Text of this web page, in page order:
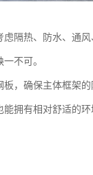
隔热、防水、通风
不可。
，确保主体框架的
拥有相对舒适的环